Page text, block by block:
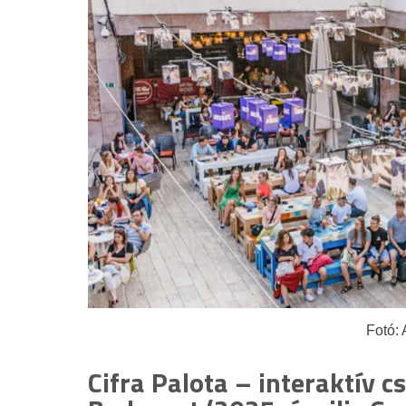
Fotó:
Cifra Palota – interaktív